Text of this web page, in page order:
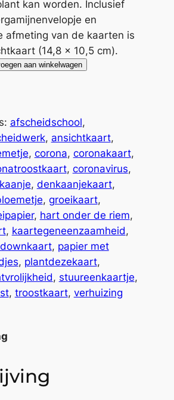
kan worden. Inclusief
en
afmeting van de kaarten is
(14,8 x 10,5 cm).
aan winkelwagen
afscheidschool
, ansichtkaart
, corona, coronakaart
, coronavirus
, denkaanjekaart
, groeikaart
, hart onder de riem
, kaartegeneenzaamheid
, papier met
, plantdezekaart
, stuureenkaartje
, troostkaart, verhuizing